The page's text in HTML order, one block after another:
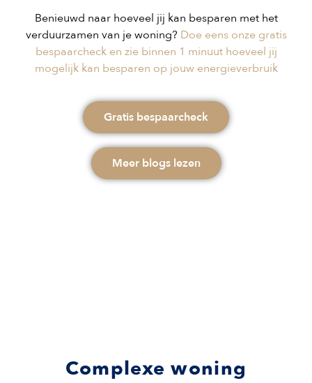
Benieuwd naar hoeveel jij kan besparen met het
verduurzamen van je woning? Doe eens onze gratis
bespaarcheck en zie binnen 1 minuut hoeveel jij
mogelijk kan besparen op jouw energieverbruik
Gratis bespaarcheck
Meer blogs lezen
Complexe woning